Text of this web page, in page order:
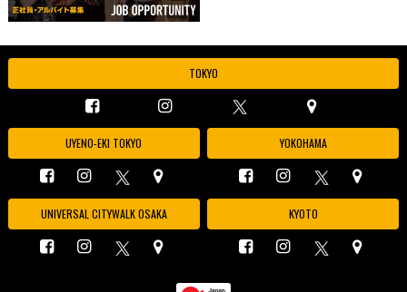
TOKYO
UYENO-EKI TOKYO YOKOHAMA
UNIVERSAL CITYWALK OSAKA KYOTO